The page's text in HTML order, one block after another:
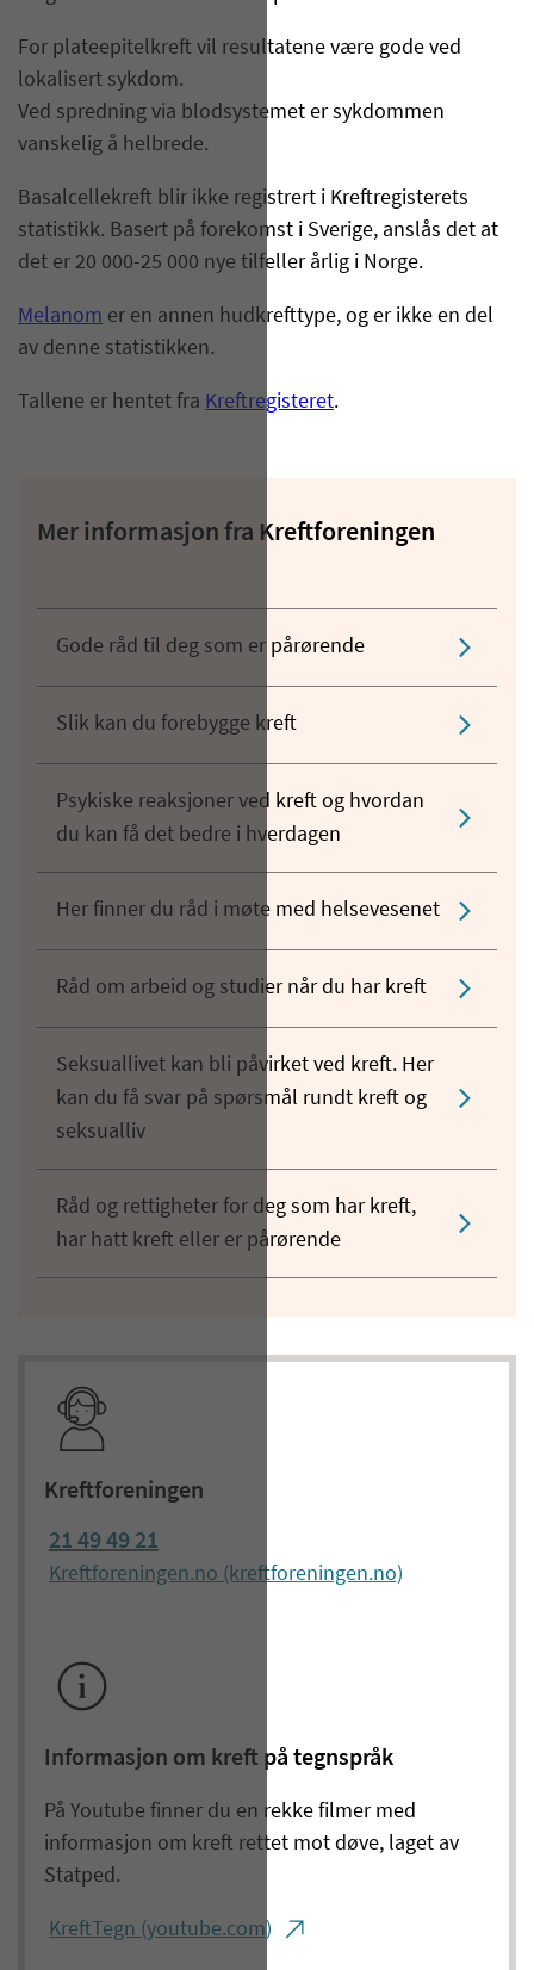
For plateepitelkreft vil resultatene være gode ved
lokalisert sykdom.
Ved spredning via blodsystemet er sykdommen
vanskelig å helbrede.
Basalcellekreft blir ikke registrert i Kreftregisterets
statistikk. Basert på forekomst i Sverige, anslås det at
det er 20 000-25 000 nye tilfeller årlig i Norge.
Melanom er en annen hudkrefttype, og er ikke en del
av denne statistikken.
Tallene er hentet fra Kreftregisteret.
Mer informasjon fra Kreftforeningen
Gode råd til deg som er pårørende
Slik kan du forebygge kreft
Psykiske reaksjoner ved kreft og hvordan
du kan få det bedre i hverdagen
Her finner du råd i møte med helsevesenet
Råd om arbeid og studier når du har kreft
Seksuallivet kan bli påvirket ved kreft. Her
kan du få svar på spørsmål rundt kreft og
seksualliv
Råd og rettigheter for deg som har kreft,
har hatt kreft eller er pårørende
Kreftforeningen
21 49 49 21
Kreftforeningen.no (kreftforeningen.no)
Informasjon om kreft på tegnspråk
På Youtube finner du en rekke filmer med
informasjon om kreft rettet mot døve, laget av
Statped.
KreftTegn (youtube.com)